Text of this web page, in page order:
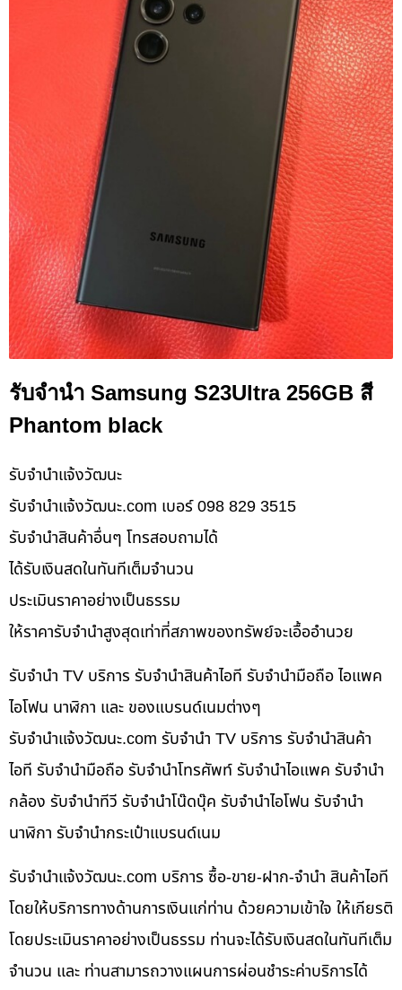
รับจำนำ Samsung S23Ultra 256GB สี
Phantom black
รับจํานําแจ้งวัฒนะ
รับจํานําแจ้งวัฒนะ.com เบอร์ 098 829 3515
รับจำนำสินค้าอื่นๆ โทรสอบถามได้
ได้รับเงินสดในทันทีเต็มจำนวน
ประเมินราคาอย่างเป็นธรรม
ให้ราคารับจำนำสูงสุดเท่าที่สภาพของทรัพย์จะเอื้ออำนวย
รับจำนำ TV บริการ รับจำนำสินค้าไอที รับจำนำมือถือ ไอแพค
ไอโฟน นาฬิกา และ ของแบรนด์เนมต่างๆ
รับจํานําแจ้งวัฒนะ.com รับจำนำ TV บริการ รับจำนำสินค้า
ไอที รับจำนำมือถือ รับจำนำโทรศัพท์ รับจำนำไอแพค รับจำนำ
กล้อง รับจำนำทีวี รับจำนำโน๊ดบุ๊ค รับจำนำไอโฟน รับจำนำ
นาฬิกา รับจำนำกระเป๋าแบรนด์เนม
รับจํานําแจ้งวัฒนะ.com บริการ ซื้อ-ขาย-ฝาก-จำนำ สินค้าไอที
โดยให้บริการทางด้านการเงินแก่ท่าน ด้วยความเข้าใจ ให้เกียรติ
โดยประเมินราคาอย่างเป็นธรรม ท่านจะได้รับเงินสดในทันทีเต็ม
จำนวน และ ท่านสามารถวางแผนการผ่อนชำระค่าบริการได้